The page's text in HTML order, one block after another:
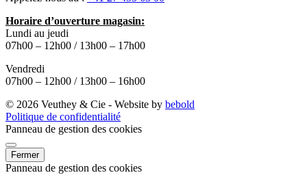
Horaire d’ouverture magasin:
Lundi au jeudi
07h00 – 12h00 / 13h00 – 17h00
Vendredi
07h00 – 12h00 / 13h00 – 16h00
© 2026 Veuthey & Cie - Website by bebold
Politique de confidentialité
Panneau de gestion des cookies
Fermer
Panneau de gestion des cookies